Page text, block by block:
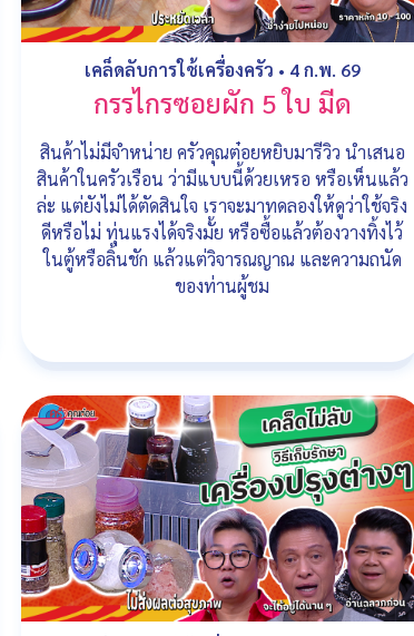
เคล็ดลับการใช้เครื่องครัว • 4 ก.พ. 69
กรรไกรซอยผัก 5 ใบ มีด
สินค้าไม่มีจำหน่าย ครัวคุณต๋อยหยิบมารีวิว นำเสนอ
สินค้าในครัวเรือน ว่ามีแบบนี้ด้วยเหรอ หรือเห็นแล้ว
ล่ะ แต่ยังไม่ได้ตัดสินใจ เราจะมาทดลองให้ดูว่าใช้จริง
ดีหรือไม่ ทุ่นแรงได้จริงมั้ย หรือซื้อแล้วต้องวางทิ้งไว้
ในตู้หรือลิ้นชัก แล้วแต่วิจารณญาณ และความถนัด
ของท่านผู้ชม